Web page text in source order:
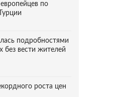
по
подробностями
без вести жителей
роста цен